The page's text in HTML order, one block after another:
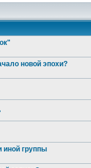
новой эпохи?
иной группы